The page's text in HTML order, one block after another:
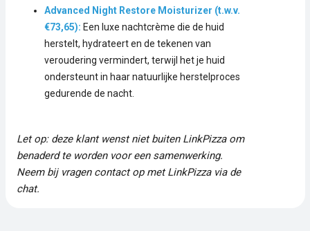
Advanced Night Restore Moisturizer (t.w.v.
€73,65): Een luxe nachtcrème die de huid
herstelt, hydrateert en de tekenen van
veroudering vermindert, terwijl het je huid
ondersteunt in haar natuurlijke herstelproces
gedurende de nacht.
Let op: deze klant wenst niet buiten LinkPizza om
benaderd te worden voor een samenwerking.
Neem bij vragen contact op met LinkPizza via de
chat.